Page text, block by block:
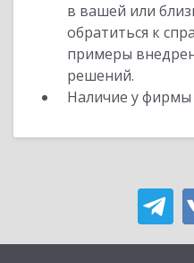
в вашей или
обратиться к
примеры
решений.
Наличие у фирмы